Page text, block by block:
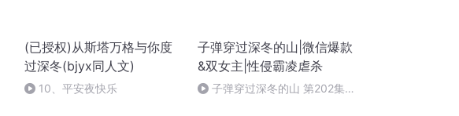
(已授权)从斯塔万格与你度
过深冬(bjyx同人文)
10、平安夜快乐
子弹穿过深冬的山|微信爆款
&双女主|性侵霸凌虐杀
子弹穿过深冬的山 第202集